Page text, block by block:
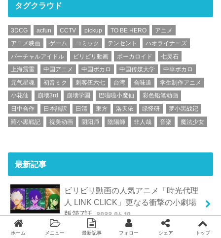
タグクラウド
3DCG acfun CCTV pickup TO BE HERO
アニメ
アニメ映画
ゲーム コミック テンセント
ハオライナーズ
バーチャルアイドル
ビリビリ動画 ボーカロイド
七灵石
上海震雷
中国アニメ 中国ボカロ 中国传媒大学
中華ボカロ
元气星魂
初音ミク 刺客伍六七 台湾 合味道
学生制作アニメ
小花仙
崩壊3rd 崩壊学園 巴啦啦小魔仙
彩色铅笔动画
日中合作
日本語訳 日清 東方 洛天依 绿怪研
罗小黑战记
羅小黒戦記
视美动画 阴阳师 陰陽師 非人哉 音楽 魔法少女
最新記事
ビリビリ動画の人気アニメ「時光代理
人 LINK CLICK」更なる衝撃の小劇場
版第7話 2022.04.10
ホーム メニュー 最新記事 フォロー シェア トップ
Twitter facebook